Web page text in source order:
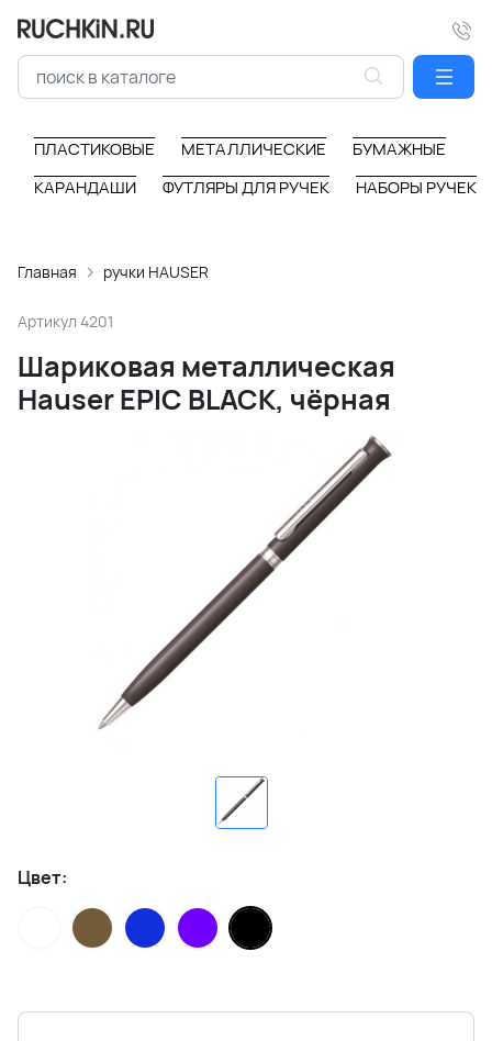
ПЛАСТИКОВЫЕ МЕТАЛЛИЧЕСКИЕ
БУМАЖНЫЕ
КАРАНДАШИ
ФУТЛЯРЫ ДЛЯ РУЧЕК НАБОРЫ РУЧЕК
Главная ручки HAUSER
Артикул 4201
Шариковая металлическая
Hauser EPIC BLACK, чёрная
Цвет: